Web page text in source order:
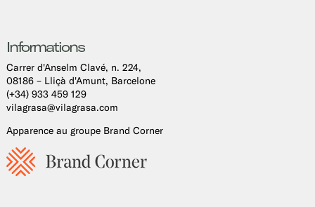
Informations
Carrer d'Anselm Clavé, n. 224,
08186 – Lliçà d'Amunt, Barcelone
(+34) 933 459 129
vilagrasa@vilagrasa.com
Apparence au groupe Brand Corner